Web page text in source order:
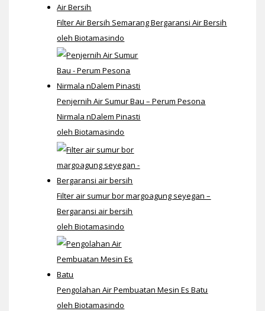
Filter Air Bersih Semarang Bergaransi Air Bersih
oleh Biotamasindo
Penjernih Air Sumur Bau – Perum Pesona
Nirmala nDalem Pinasti
oleh Biotamasindo
Filter air sumur bor margoagung seyegan –
Bergaransi air bersih
oleh Biotamasindo
Pengolahan Air Pembuatan Mesin Es Batu
oleh Biotamasindo